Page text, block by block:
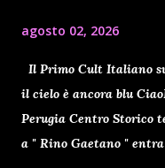
agosto 02, 2026
Il Primo Cult Italiano
il cielo è ancora blu
Perugia Centro Storico
a " Rino Gaetano "